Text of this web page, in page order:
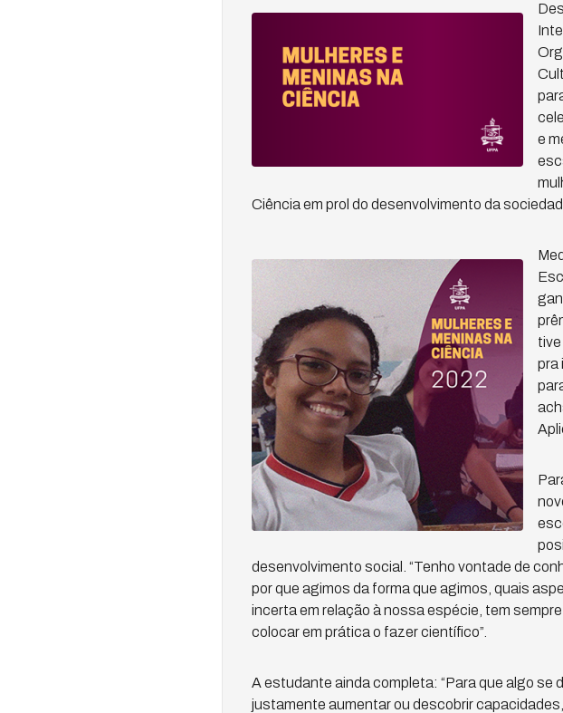
e
Ciência em prol do desenvolvimento da
pra
desenvolvimento social. “Tenho vontade de
por que agimos da forma que agimos, quais
incerta em relação à nossa espécie, tem
colocar em prática o fazer científico”.
A estudante ainda completa: “Para que algo se
justamente aumentar ou descobrir